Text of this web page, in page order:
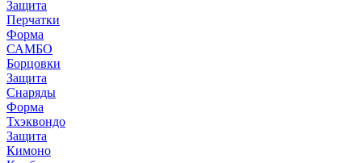
Защита
Перчатки
Форма
САМБО
Борцовки
Защита
Снаряды
Форма
Тхэквондо
Защита
Кимоно